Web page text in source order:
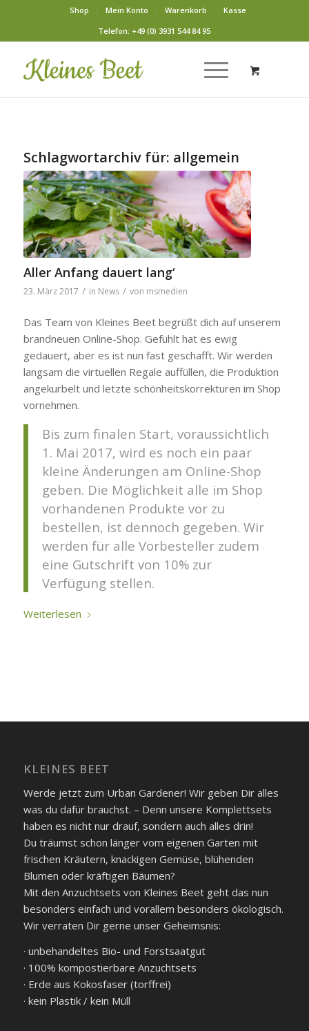
Shop Mein Konto Warenkorb
Kasse
Telefon: +49 (0) 3931 544 84 95
Schlagwortarchiv für: allgemein
Aller Anfang dauert lang‘
23. März 2017 / in News / von msmedien
Das Team von Kleines Beet begrüßt dich auf unserem
brandneuen Online-Shop. Gefühlt hat es ewig
gedauert, aber es ist nun fast geschafft. Wir werden
langsam die virtuellen Regale auffüllen, die Produktion
angekurbelt und letzte schönheitskorrekturen im Shop
vornehmen.
Bis zum finalen Start, voraussichtlich
1. Mai 2017, wird es noch ein paar
kleine Änderungen am Online-Shop
geben. Die Möglichkeit alle im Shop
vorhandenen Produkte vor zu
bestellen, ist dennoch gegeben. Wir
werden für alle Vorbesteller zudem
eine Gutschrift von 10% zur
Verfügung stellen.
Weiterlesen
KLEINES BEET
Werde jetzt zum Urban Gardener! Wir geben Dir alles
was du dafür brauchst. – Denn unsere Komplettsets
haben es nicht nur drauf, sondern auch alles drin!
Du träumst schon länger vom eigenen Garten mit
frischen Kräutern, knackigen Gemüse, blühenden
Blumen oder kräftigen Bäumen?
Mit den Anzuchtsets von Kleines Beet geht das nun
besonders einfach und vorallem besonders ökologisch.
Wir verraten Dir gerne unser Geheimsnis:
· unbehandeltes Bio- und Forstsaatgut
· 100% kompostierbare Anzuchtsets
· Erde aus Kokosfaser (torffrei)
· kein Plastik / kein Müll